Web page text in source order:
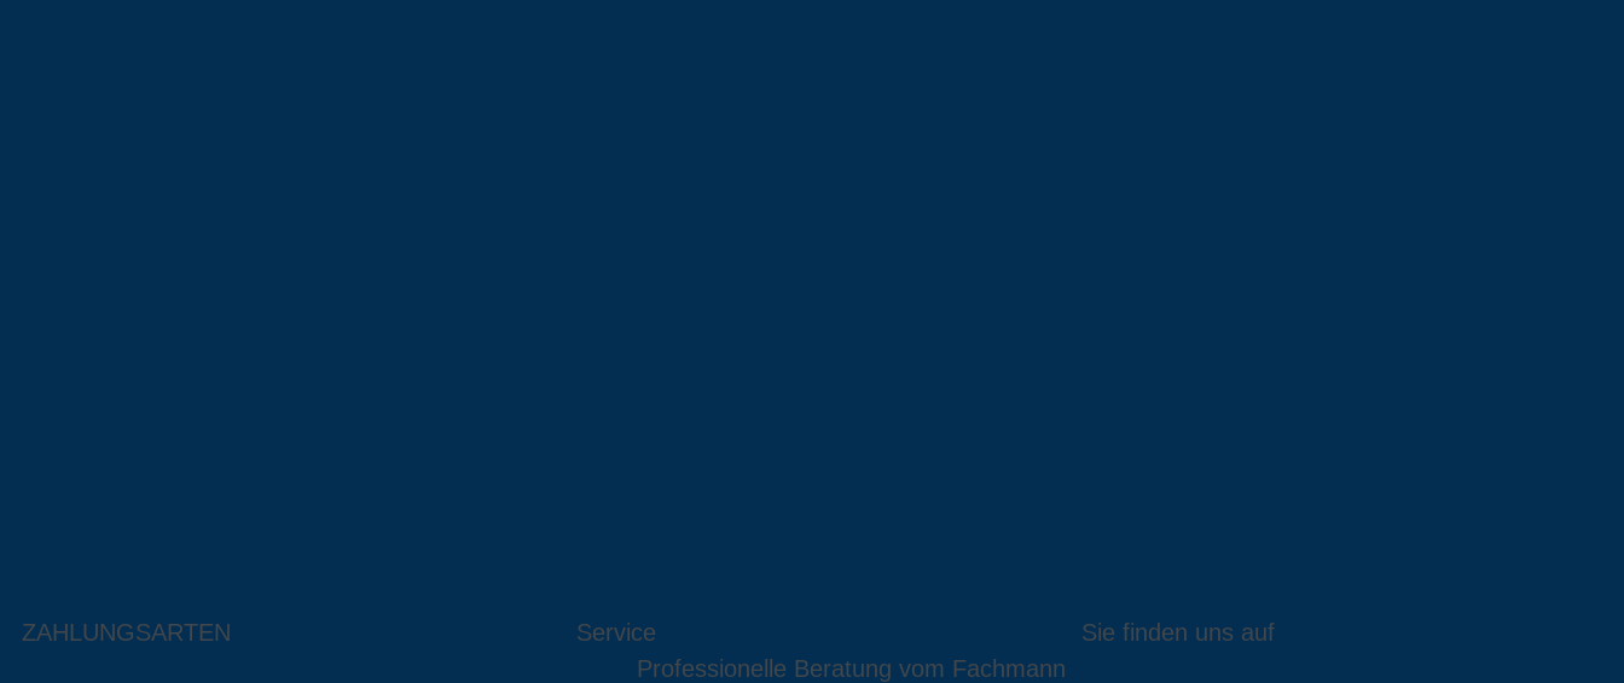
ZAHLUNGSARTEN
Service
Professionelle Beratung vom Fachmann
Sie finden uns auf